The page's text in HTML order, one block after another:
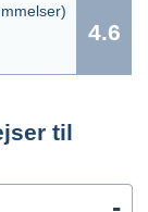
4.6
til